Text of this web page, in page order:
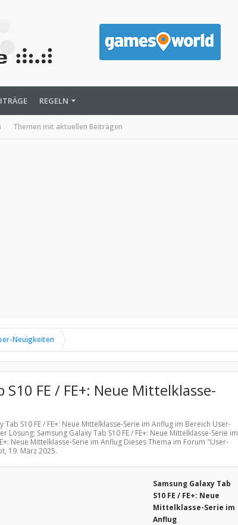
Themen mit aktuellen Beiträgen
REGELN
Neuigkeiten
S10 FE / FE+: Neue Mittelklasse-
S10 FE / FE+: Neue Mittelklasse-Serie im Anflug im Bereich User-
Lösung; Samsung Galaxy Tab S10 FE / FE+: Neue Mittelklasse-Serie im
Neue Mittelklasse-Serie im Anflug Dieses Thema im Forum "User-
19. März 2025.
Samsung Galaxy Tab
S10 FE / FE+: Neue
Mittelklasse-Serie im
Anflug